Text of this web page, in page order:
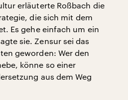
erläuterte Roßbach die
die sich mit dem
Es gehe einfach um ein
sie. Zensur sei das
geworden: Wer den
könne so einer
aus dem Weg